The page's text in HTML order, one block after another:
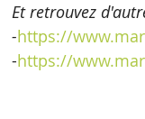
Et retrouvez
-https://
-https://